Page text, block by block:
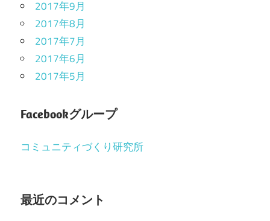
2017年9月
2017年8月
2017年7月
2017年6月
2017年5月
Facebookグループ
コミュニティづくり研究所
最近のコメント